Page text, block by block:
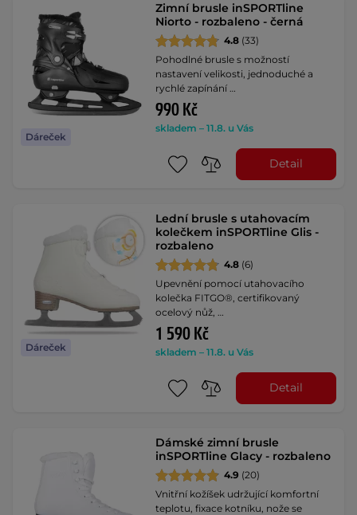
Dáreček
Zimní brusle inSPORTline
Niorto - rozbaleno - černá
4.8 (33)
Pohodlné brusle s možností
nastavení velikosti, jednoduché a
rychlé zapínání …
990 Kč
skladem – 11.8. u Vás
Detail
Dáreček
Lední brusle s utahovacím
kolečkem inSPORTline Glis -
rozbaleno
4.8 (6)
Upevnění pomocí utahovacího
kolečka FITGO®, certifikovaný
ocelový nůž, …
1 590 Kč
skladem – 11.8. u Vás
Detail
Dámské zimní brusle
inSPORTline Glacy - rozbaleno
4.9 (20)
Vnitřní kožíšek udržující komfortní
teplotu, fixace kotníku, nože se